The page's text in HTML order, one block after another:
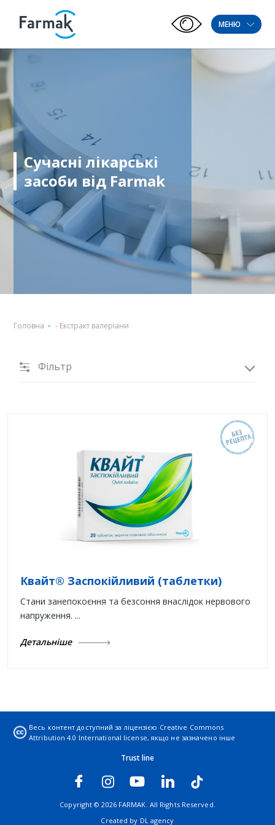
МЕНЮ
Сучасні лікарські
засоби від Farmak
Головна - Екстракт валеріани
Фільтр
Квайт® Заспокійливий (таблетки)
Стани занепокоєння та безсоння внаслідок нервового
напруження. ...
Детальніше
Весь контент доступний за ліцензією Creative Commons
Attribution 4.0 International license, якщо не зазначено інше
Trust line
Copyright © 2026 FARMAK. All Rights Reserved.
Created by DL agency